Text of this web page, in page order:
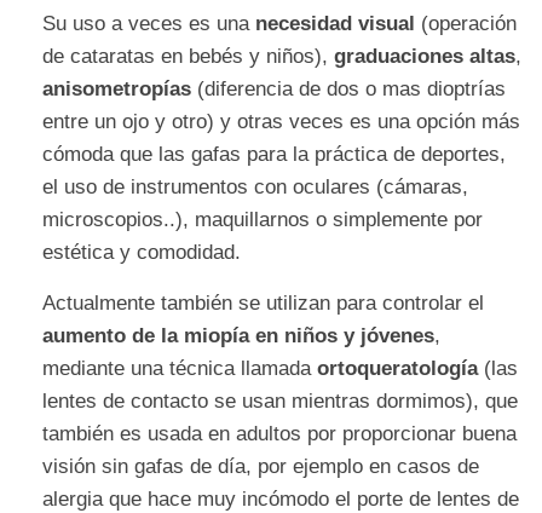
Su uso a veces es una necesidad visual (operación
de cataratas en bebés y niños), graduaciones altas,
anisometropías (diferencia de dos o mas dioptrías
entre un ojo y otro) y otras veces es una opción más
cómoda que las gafas para la práctica de deportes,
el uso de instrumentos con oculares (cámaras,
microscopios..), maquillarnos o simplemente por
estética y comodidad.
Actualmente también se utilizan para controlar el
aumento de la miopía en niños y jóvenes,
mediante una técnica llamada ortoqueratología(las
lentes de contacto se usan mientras dormimos), que
también es usada en adultos por proporcionar buena
visión sin gafas de día, por ejemplo en casos de
alergia que hace muy incómodo el porte de lentes de